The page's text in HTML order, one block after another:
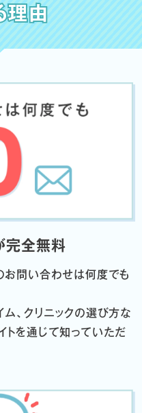
理由
完全無料
お問い合わせは何度でも
、クリニックの選び方な
トを通じて知っていただ